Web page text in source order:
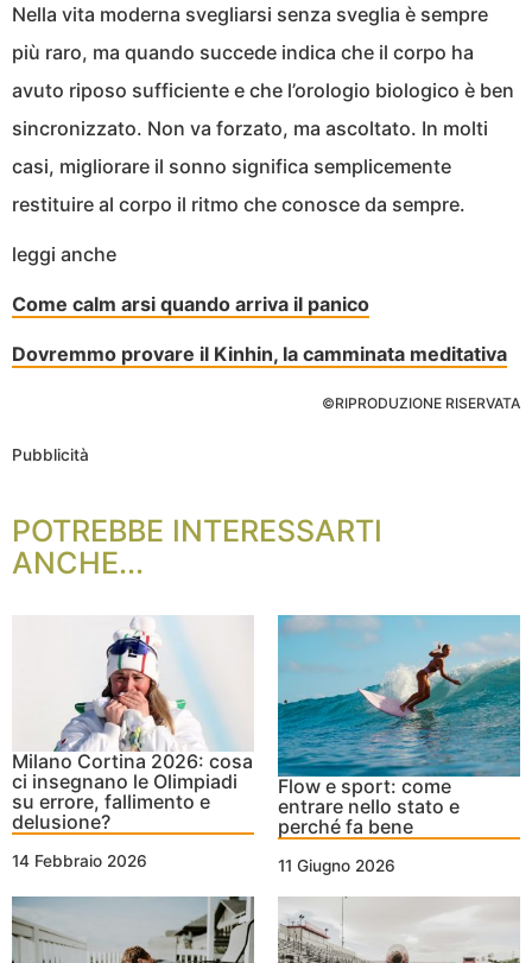
Nella vita moderna svegliarsi senza sveglia è sempre
più raro, ma quando succede indica che il corpo ha
avuto riposo sufficiente e che l’orologio biologico è ben
sincronizzato. Non va forzato, ma ascoltato. In molti
casi, migliorare il sonno significa semplicemente
restituire al corpo il ritmo che conosce da sempre.
leggi anche
Come calm arsi quando arriva il panico
Dovremmo provare il Kinhin, la camminata meditativa
©RIPRODUZIONE RISERVATA
Pubblicità
POTREBBE INTERESSARTI
ANCHE...
Milano Cortina 2026: cosa
ci insegnano le Olimpiadi
su errore, fallimento e
delusione?
14 Febbraio 2026
Flow e sport: come
entrare nello stato e
perché fa bene
11 Giugno 2026